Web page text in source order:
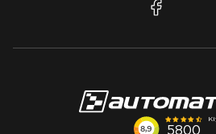
facebook